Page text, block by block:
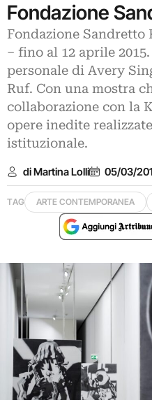
Fondazione
Fondazione Sandretto
– fino al 12 aprile
personale di Avery
Ruf. Con una mostra
collaborazione con la
opere inedite
istituzionale.
di Martina Lolli 05/03/
TAG ARTE CONTEMPORANEA